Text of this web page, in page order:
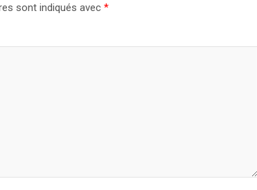
sont indiqués avec *